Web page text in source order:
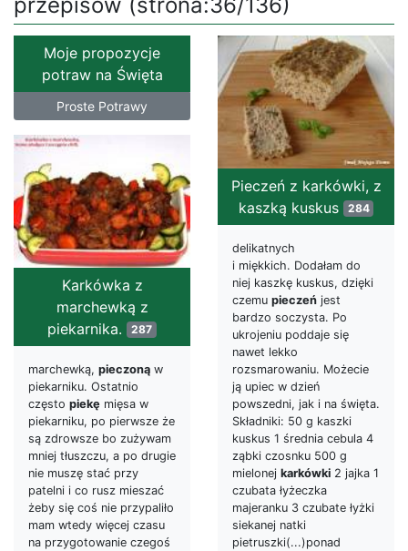
Moje propozycje
potraw na Święta
Proste Potrawy
Pieczeń z karkówki, z
kaszką kuskus
284
delikatnych
i miękkich. Dodałam do
niej kaszkę kuskus, dzięki
czemu pieczeń jest
bardzo soczysta. Po
ukrojeniu poddaje się
nawet lekko
rozsmarowaniu. Możecie
ją upiec w dzień
powszedni, jak i na święta.
Składniki: 50 g kaszki
kuskus 1 średnia cebula 4
ząbki czosnku 500 g
mielonej karkówki 2 jajka 1
czubata łyżeczka
majeranku 3 czubate łyżki
siekanej natki
pietruszki(...)ponad
Karkówka z
marchewką z
piekarnika. 287
marchewką, pieczoną w
piekarniku. Ostatnio
często piekę mięsa w
piekarniku, po pierwsze że
są zdrowsze bo zużywam
mniej tłuszczu, a po drugie
nie muszę stać przy
patelni i co rusz mieszać
żeby się coś nie przypaliło
mam wtedy więcej czasu
na przygotowanie czegoś